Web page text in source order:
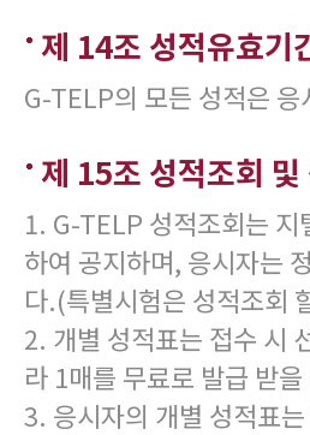
제 14조 성적유효기
G-TELP의 모든 성적은
제 15조 성적조회 및
1. G-TELP 성적조회는
하여 공지하며, 응시자는
다.(특별시험은 성적조회
2. 개별 성적표는 접수 시
라 1매를 무료로 발급 받
3. 응시자의 개별 성적표